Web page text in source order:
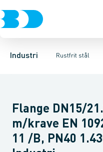
Industri Rustfrit stål
VentilerRustfrit stålSort
Svejsefittings ASTM
Løsflanger Pressede
Flange DN15/
m/krave EN
11 /B, PN40